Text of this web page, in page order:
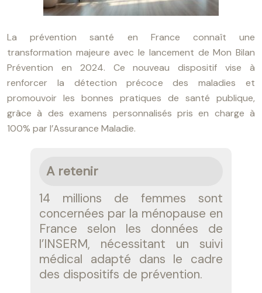
La prévention santé en France connaît une
transformation majeure avec le lancement de Mon Bilan
Prévention en 2024. Ce nouveau dispositif vise à
renforcer la détection précoce des maladies et
promouvoir les bonnes pratiques de santé publique,
grâce à des examens personnalisés pris en charge à
100% par l’Assurance Maladie.
A retenir
14 millions de femmes sont
concernées par la ménopause en
France selon les données de
l’INSERM, nécessitant un suivi
médical adapté dans le cadre
des dispositifs de prévention.